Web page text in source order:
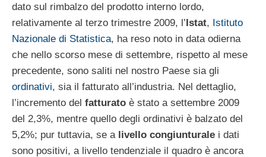
dato sul rimbalzo del prodotto interno lordo,
relativamente al terzo trimestre 2009, l’Istat, Istituto
Nazionale di Statistica, ha reso noto in data odierna
che nello scorso mese di settembre, rispetto al mese
precedente, sono saliti nel nostro Paese sia gli
ordinativi, sia il fatturato all’industria. Nel dettaglio,
l’incremento del fatturato è stato a settembre 2009
del 2,3%, mentre quello degli ordinativi è balzato del
5,2%; pur tuttavia, se a livello congiunturale i dati
sono positivi, a livello tendenziale il quadro è ancora